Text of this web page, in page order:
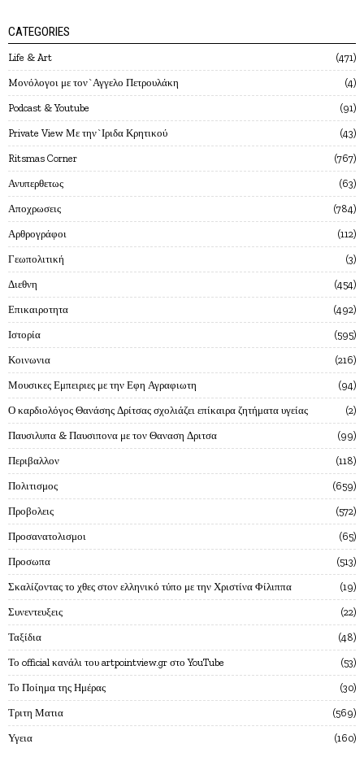
CATEGORIES
Life & Art 471
Mονόλογοι με τον`Αγγελο Πετρουλάκη 4
Podcast & Youtube 91
Private View Με την`Ιριδα Κρητικού 43
Ritsmas Corner 767
Ανυπερθετως 63
Αποχρωσεις 784
Αρθρογράφοι 112
Γεωπολιτική 3
Διεθνη 454
Επικαιροτητα 492
Ιστορία 595
Κοινωνια 216
Μουσικες Εμπειριες με την Εφη Αγραφιωτη 94
Ο καρδιολόγος Θανάσης Δρίτσας σχολιάζει επίκαιρα ζητήματα υγείας 2
Παυσιλυπα & Παυσιπονα με τον Θαναση Δριτσα 99
Περιβαλλον 118
Πολιτισμος 659
Προβολεις 572
Προσανατολισμοι 65
Προσωπα 513
Σκαλίζοντας το χθες στον ελληνικό τύπο με την Χριστίνα Φίλιππα 19
Συνεντευξεις 22
Ταξίδια 48
Το official κανάλι του artpointview.gr στο YouTube 53
Το Ποίημα της Ημέρας 30
Τριτη Ματια 569
Υγεια 160